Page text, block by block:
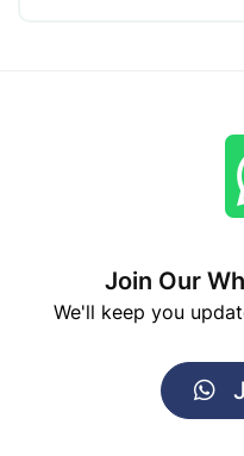
Join Our
We'll keep you